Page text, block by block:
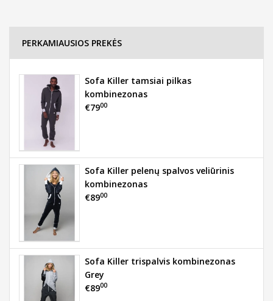
PERKAMIAUSIOS PREKĖS
Sofa Killer tamsiai pilkas
kombinezonas
€7900
Sofa Killer pelenų spalvos veliūrinis
kombinezonas
€8900
Sofa Killer trispalvis kombinezonas
Grey
€8900